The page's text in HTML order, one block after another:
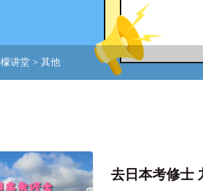
讲堂 > 其他
去日本考修士